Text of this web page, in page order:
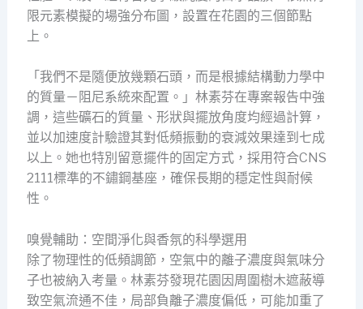
限元素模擬的場強分布圖，設置在花園的三個節點
上。
「我們不是隨便放幾顆石頭，而是根據結構動力學中
的質量－阻尼系統來配置。」林素芬在專案報告中強
調，這些礦石的質量、形狀與擺放角度均經過計算，
並以加速度計驗證其對低頻振動的衰減效果達到七成
以上。她也特別留意擺件的固定方式，採用符合CNS
2111標準的不鏽鋼基座，確保長期的穩定性與耐候
性。
嗅覺輔助：空間淨化與香氛的科學選用
除了物理性的低頻調節，空氣中的離子濃度與氣味分
子也被納入考量。林素芬發現花園因周圍樹木遮蔽導
致空氣流通不佳，局部負離子濃度偏低，可能加重了